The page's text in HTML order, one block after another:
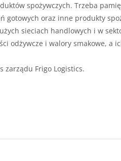
spożywczych. Trzeba
gotowych oraz inne produkty
sieciach handlowych i w
odżywcze i walory smakowe, a
zarządu Frigo Logistics.